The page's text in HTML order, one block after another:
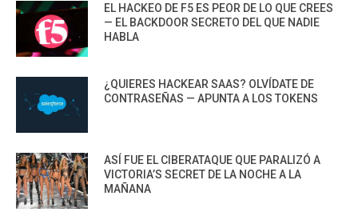
EL HACKEO DE F5 ES PEOR DE LO QUE CREES
— EL BACKDOOR SECRETO DEL QUE NADIE
HABLA
¿QUIERES HACKEAR SAAS? OLVÍDATE DE
CONTRASEÑAS — APUNTA A LOS TOKENS
ASÍ FUE EL CIBERATAQUE QUE PARALIZÓ A
VICTORIA’S SECRET DE LA NOCHE A LA
MAÑANA